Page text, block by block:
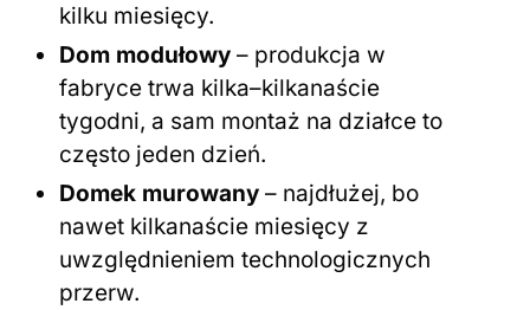
kilku miesięcy.
Dom modułowy – produkcja w
fabryce trwa kilka–kilkanaście
tygodni, a sam montaż na działce to
często jeden dzień.
Domek murowany – najdłużej, bo
nawet kilkanaście miesięcy z
uwzględnieniem technologicznych
przerw.